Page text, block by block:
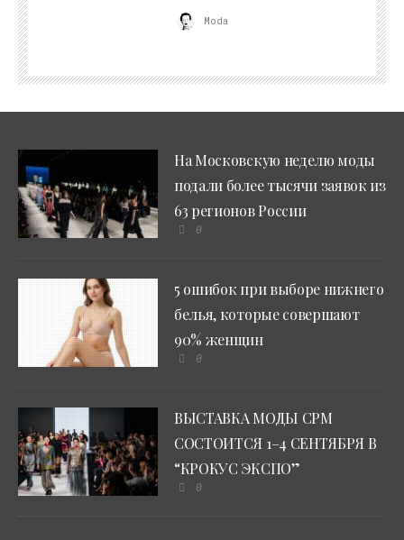
Moda
На Московскую неделю моды
подали более тысячи заявок из
63 регионов России
0
5 ошибок при выборе нижнего
белья, которые совершают
90% женщин
0
ВЫСТАВКА МОДЫ CPM
СОСТОИТСЯ 1–4 СЕНТЯБРЯ В
“КРОКУС ЭКСПО”
0